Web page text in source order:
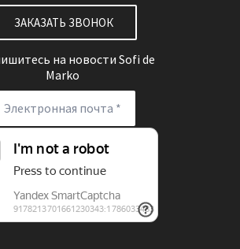
ЗАКАЗАТЬ ЗВОНОК
на новостиSofi de
Marko